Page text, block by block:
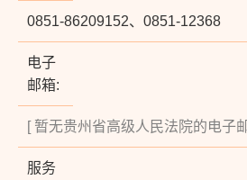
0851-86209152、0851-12368
电子
邮箱:
[ 暂无贵州省高级人民法院的电子
服务